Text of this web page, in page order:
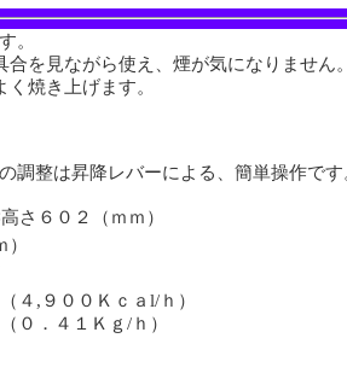
。
を見ながら使え、煙が気になりません。
焼き上げます。
調整は昇降レバーによる、簡単操作です
さ６０２（ｍｍ）
４,９００Ｋｃａl/ｈ）
０．４１Ｋｇ/ｈ）